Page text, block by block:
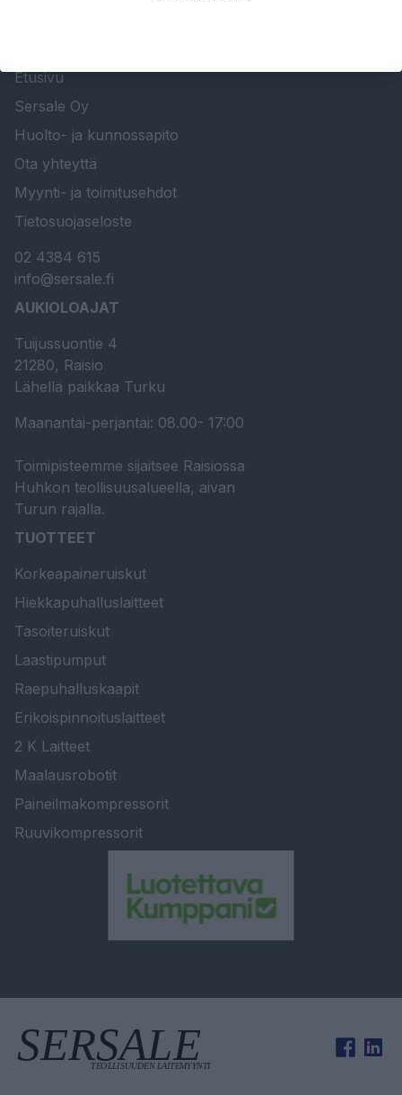
Etusivu
Sersale Oy
Huolto- ja kunnossapito
Ota yhteyttä
Myynti- ja toimitusehdot
Tietosuojaseloste
02 4384 615
info@sersale.fi
AUKIOLOAJAT
Tuijussuontie 4
21280, Raisio
Lähellä paikkaa Turku
Maanantai-perjantai: 08.00- 17:00
Toimipisteemme sijaitsee Raisiossa
Huhkon teollisuusalueella, aivan
Turun rajalla.
TUOTTEET
Korkeapaineruiskut
Hiekkapuhalluslaitteet
Tasoiteruiskut
Laastipumput
Raepuhalluskaapit
Erikoispinnoituslaitteet
2 K Laitteet
Maalausrobotit
Paineilmakompressorit
Ruuvikompressorit